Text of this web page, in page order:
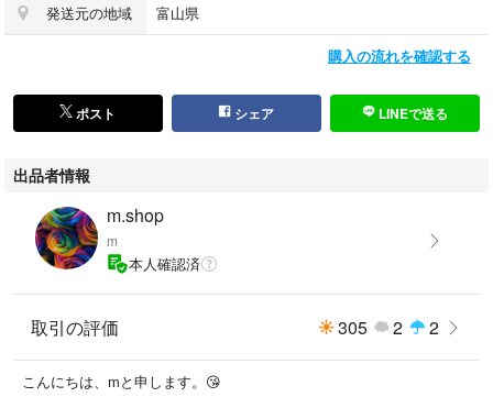
発送元の地域 富山県
購入の流れを確認する
ポスト シェア LINEで送る
出品者情報
m.shop
m
本人確認済
取引の評価 305 2 2
こんにちは、mと申します。😘